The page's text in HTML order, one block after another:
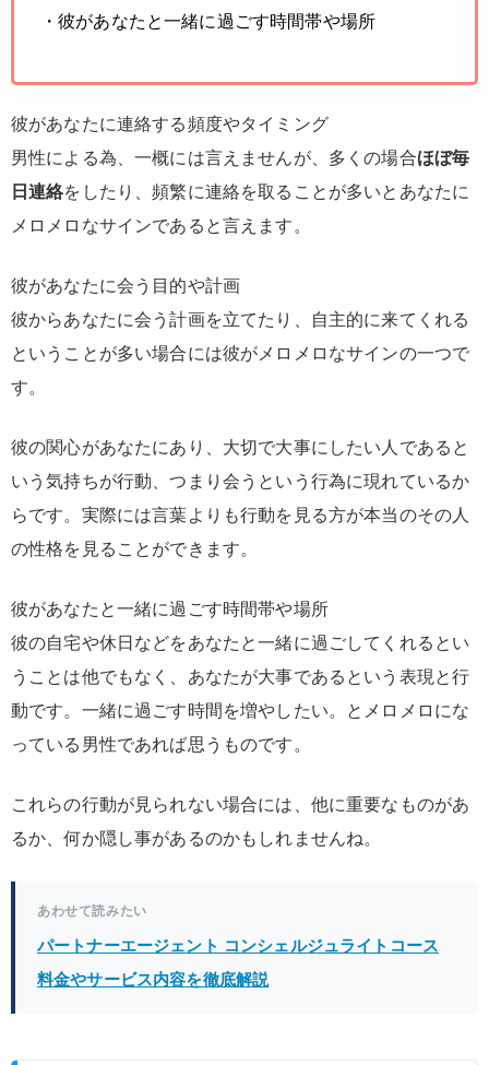
・彼があなたと一緒に過ごす時間帯や場所
彼があなたに連絡する頻度やタイミング
男性による為、一概には言えませんが、多くの場合ほぼ毎
日連絡をしたり、頻繁に連絡を取ることが多いとあなたに
メロメロなサインであると言えます。
彼があなたに会う目的や計画
彼からあなたに会う計画を立てたり、自主的に来てくれる
ということが多い場合には彼がメロメロなサインの一つで
す。
彼の関心があなたにあり、大切で大事にしたい人であると
いう気持ちが行動、つまり会うという行為に現れているか
らです。実際には言葉よりも行動を見る方が本当のその人
の性格を見ることができます。
彼があなたと一緒に過ごす時間帯や場所
彼の自宅や休日などをあなたと一緒に過ごしてくれるとい
うことは他でもなく、あなたが大事であるという表現と行
動です。一緒に過ごす時間を増やしたい。とメロメロにな
っている男性であれば思うものです。
これらの行動が見られない場合には、他に重要なものがあ
るか、何か隠し事があるのかもしれませんね。
あわせて読みたい
パートナーエージェント コンシェルジュライトコース
料金やサービス内容を徹底解説